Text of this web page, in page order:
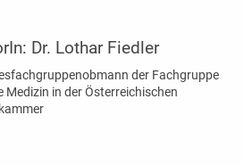
Dr. Lothar Fiedler
der Fachgruppe
Medizin in der Österreichischen